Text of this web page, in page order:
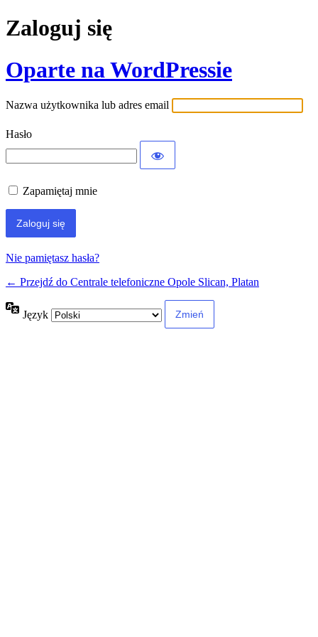
Zaloguj się
Oparte na WordPressie
Nazwa użytkownika lub adres email
Hasło
Zapamiętaj mnie
Nie pamiętasz hasła?
← Przejdź do Centrale telefoniczne Opole Slican, Platan
Język